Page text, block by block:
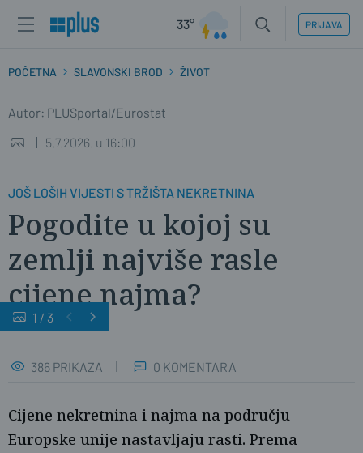
33° PRIJAVA
POČETNA SLAVONSKI BROD ŽIVOT
Autor: PLUSportal/Eurostat
5.7.2026. u 16:00
JOŠ LOŠIH VIJESTI S TRŽIŠTA NEKRETNINA
Pogodite u kojoj su
zemlji najviše rasle
cijene najma?
1 / 3
386 PRIKAZA 0 KOMENTARA
Cijene nekretnina i najma na području
Europske unije nastavljaju rasti. Prema